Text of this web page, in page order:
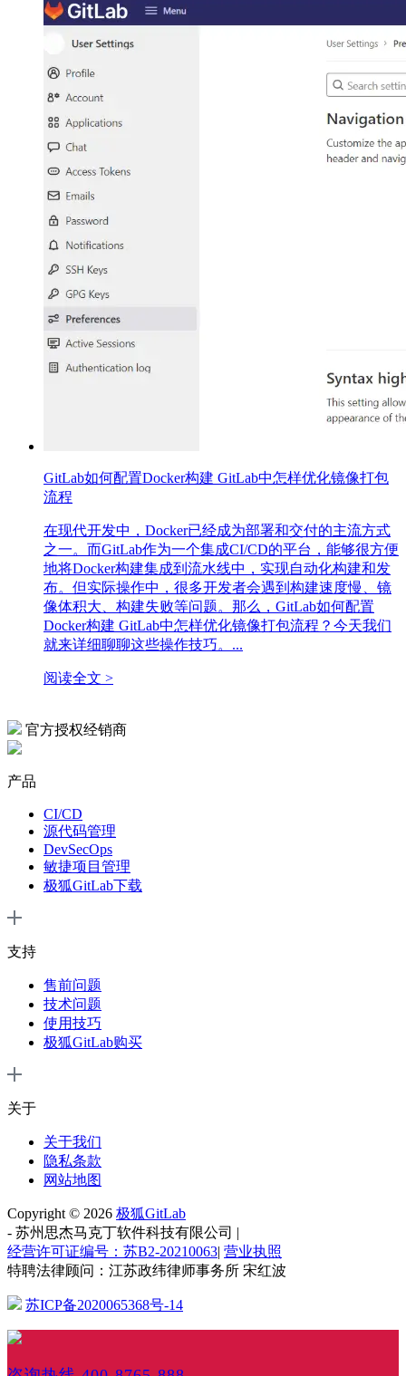
GitLab如何配置Docker构建 GitLab中怎样优化镜像打包
流程
在现代开发中，Docker已经成为部署和交付的主流方式
之一。而GitLab作为一个集成CI/CD的平台，能够很方便
地将Docker构建集成到流水线中，实现自动化构建和发
布。但实际操作中，很多开发者会遇到构建速度慢、镜
像体积大、构建失败等问题。那么，GitLab如何配置
Docker构建 GitLab中怎样优化镜像打包流程？今天我们
就来详细聊聊这些操作技巧。...
阅读全文 >
官方授权经销商
产品
CI/CD
源代码管理
DevSecOps
敏捷项目管理
极狐GitLab下载
支持
售前问题
技术问题
使用技巧
极狐GitLab购买
关于
关于我们
隐私条款
网站地图
Copyright © 2026 极狐GitLab
- 苏州思杰马克丁软件科技有限公司 |
经营许可证编号：苏B2-20210063| 营业执照
特聘法律顾问：江苏政纬律师事务所 宋红波
苏ICP备2020065368号-14